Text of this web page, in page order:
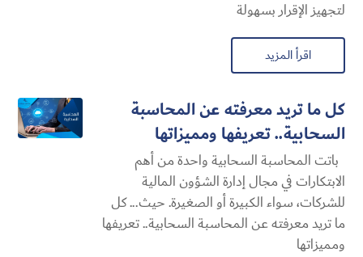
لتجهيز الإقرار بسهولة
اقرأ المزيد
كل ما تريد معرفته عن المحاسبة
السحابية​.. تعريفها ومميزاتها
باتت المحاسبة السحابية​ واحدة من أهم
الابتكارات في مجال إدارة الشؤون المالية
للشركات، سواء الكبيرة أو الصغيرة. حيث... كل
ما تريد معرفته عن المحاسبة السحابية​.. تعريفها
ومميزاتها